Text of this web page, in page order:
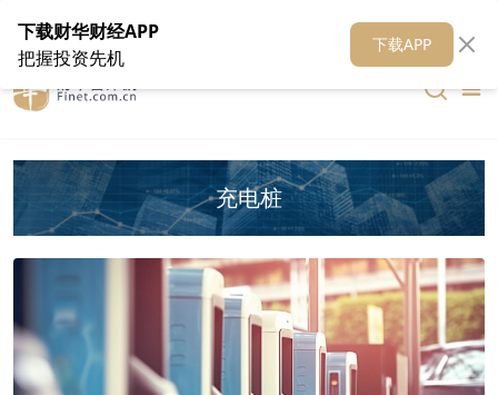
在线客服 关于我们 财华媒体矩阵 财华智库
充电桩
下载财华财经APP
把握投资先机
下载APP